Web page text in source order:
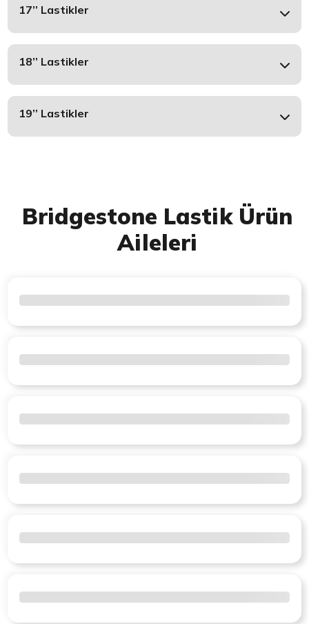
17’’ Lastikler
18’’ Lastikler
19’’ Lastikler
Bridgestone Lastik Ürün
Aileleri